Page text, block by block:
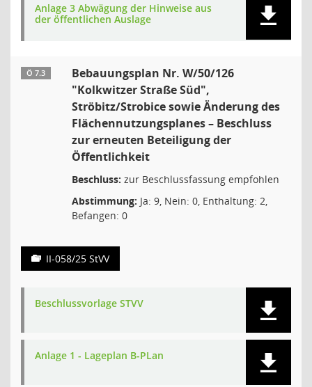
Anlage 3 Abwägung der Hinweise aus
der öffentlichen Auslage
Ö 7.3
Bebauungsplan Nr. W/50/126
"Kolkwitzer Straße Süd",
Ströbitz/Strobice sowie Änderung des
Flächennutzungsplanes – Beschluss
zur erneuten Beteiligung der
Öffentlichkeit
Beschluss: zur Beschlussfassung empfohlen
Abstimmung: Ja: 9, Nein: 0, Enthaltung: 2,
Befangen: 0
II-058/25 StVV
Beschlussvorlage STVV
Anlage 1 - Lageplan B-PLan